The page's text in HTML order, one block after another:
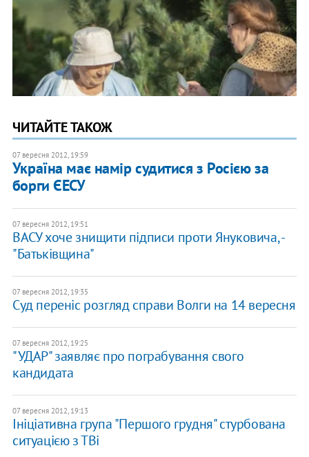
ЧИТАЙТЕ ТАКОЖ
07 вересня 2012, 19:59
Україна має намір судитися з Росією за
борги ЄЕСУ
07 вересня 2012, 19:51
ВАСУ хоче знищити підписи проти Януковича, -
"Батьківщина"
07 вересня 2012, 19:35
Суд переніс розгляд справи Волги на 14 вересня
07 вересня 2012, 19:25
"УДАР" заявляє про пограбування свого
кандидата
07 вересня 2012, 19:13
Ініціативна група "Першого грудня" стурбована
ситуацією з ТВі